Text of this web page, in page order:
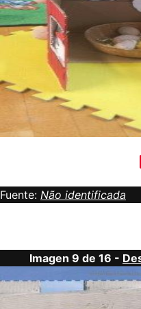
Fuente: Não identificada
Imagen 9 de 16 -